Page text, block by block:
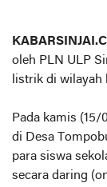
oleh PLN ULP
listrik di wilayah
Pada kamis
di Desa
para siswa
secara daring